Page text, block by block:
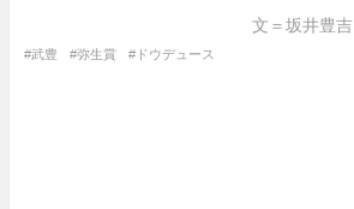
文＝坂井豊吉
#武豊 #弥生賞 #ドウデュース